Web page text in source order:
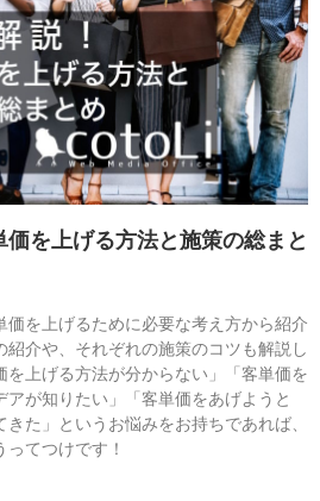
を上げる方法と施策の総まと
価を上げるために必要な考え方から紹介
紹介や、それぞれの施策のコツも解説し
を上げる方法が分からない」「客単価を
アが知りたい」「客単価をあげようと
た」というお悩みをお持ちであれば、
てつけです！